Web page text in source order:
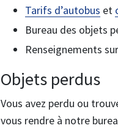
Tarifs d’autobus et
Bureau des objets
Renseignements
Objets perdus
Vous avez perdu ou
vous rendre à notre